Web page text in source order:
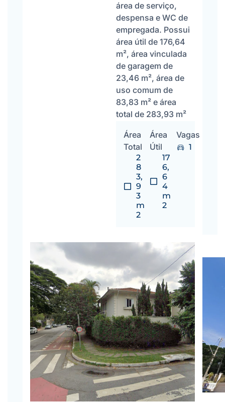
área de serviço,
despensa e WC de
empregada. Possui
área útil de 176,64
m², área vinculada
de garagem de
23,46 m², área de
uso comum de
83,83 m² e área
total de 283,93 m²
Área
Total
2
8
3,
9
3
m
2
Área
Útil
17
6,
6
4
m
2
Vagas
1